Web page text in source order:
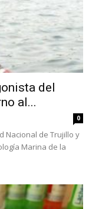
del
al...
0
Nacional de Trujillo y
Marina de la